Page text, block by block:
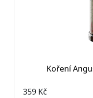
Koření
359 Kč